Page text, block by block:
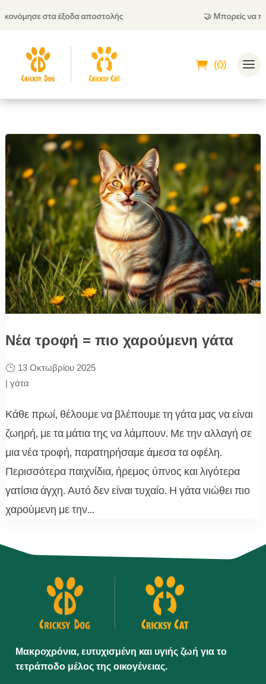
στα έξοδα αποστολής Μπορείς να
(0)
Νέα τροφή = πιο χαρούμενη γάτα
13 Οκτωβρίου 2025
| γάτα
Κάθε πρωί, θέλουμε να βλέπουμε τη γάτα μας να είναι
ζωηρή, με τα μάτια της να λάμπουν. Με την αλλαγή σε
μια νέα τροφή, παρατηρήσαμε άμεσα τα οφέλη.
Περισσότερα παιχνίδια, ήρεμος ύπνος και λιγότερα
γατίσια άγχη. Αυτό δεν είναι τυχαίο. Η γάτα νιώθει πιο
χαρούμενη με την...
Μακροχρόνια, ευτυχισμένη και υγιής ζωή για το
τετράποδο μέλος της οικογένειας.